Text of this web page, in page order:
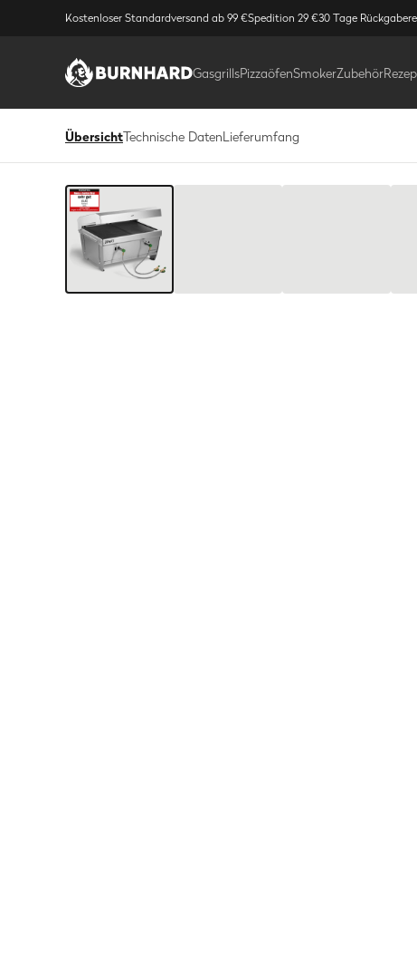
Kostenloser Standardversand ab 99 €Spedition 29 €30 Tage
GasgrillsPizzaöfenSmokerZubehör
ÜbersichtTechnische DatenLieferumfang
Bild1/